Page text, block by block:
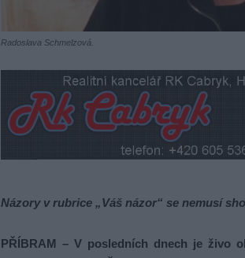
Radoslava Schmelzová.
Názory v rubrice „Váš názor“ se nemusí
PŘÍBRAM – V posledních dnech je živo